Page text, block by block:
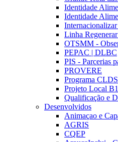
Identidade
Identidade
Linha
OTSMM -
PEPAC | DLBC
PIS - Parcerias
PROVERE
Programa
Projeto Local
Qualificação e
Desenvolvidos
Animaçao e
AGRIS
CQEP